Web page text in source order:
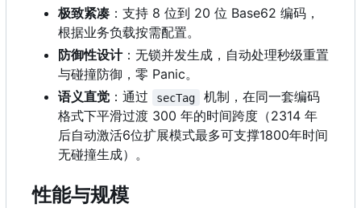
极致紧凑 ：支持 8 位到 20 位 Base62 编码，
根据业务负载按需配置。
防御性设计：无锁并发生成，自动处理秒级重置
与碰撞防御，零 Panic。
语义直觉 ：通过 secTag
机制，在同一套编码
格式下平滑过渡 300 年的时间跨度 （2314 年
后自动激活6位扩展模式最多可支撑1800年时间
无碰撞生成） 。
性能与规模